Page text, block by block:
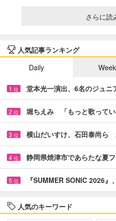
さらに読
人気記事ランキング
Daily
1 位 堂本光一演出、6名のジュ
2 位 堀ちえみ 「もっと歌って
3 位 横山だいすけ、石田泰尚ら
4 位 静岡県焼津市であらたな夏
5 位 『SUMMER SONIC 2026
人気のキーワード